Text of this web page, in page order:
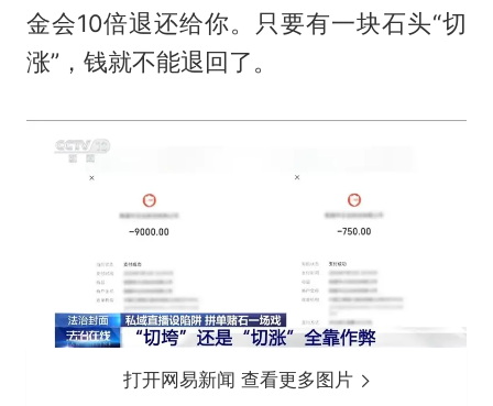
金会10倍退还给你。只要有一块石头“切
涨”，钱就不能退回了。
打开网易新闻 查看更多图片